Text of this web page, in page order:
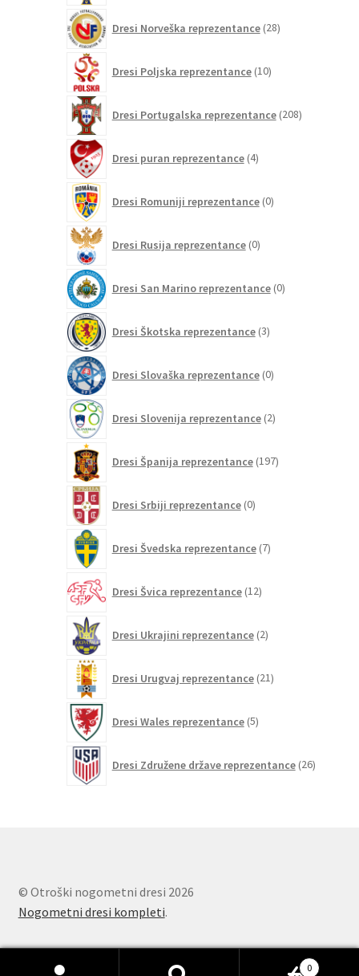
Dresi Norveška reprezentance 28izdelkov
Dresi Poljska reprezentance 10izdelkov
Dresi Portugalska reprezentance 208izdelkov
Dresi puran reprezentance 4izdelki
Dresi Romuniji reprezentance 0izdelkov
Dresi Rusija reprezentance 0izdelkov
Dresi San Marino reprezentance 0izdelkov
Dresi Škotska reprezentance 3izdelki
Dresi Slovaška reprezentance 0izdelkov
Dresi Slovenija reprezentance 2izdelka
Dresi Španija reprezentance 197izdelkov
Dresi Srbiji reprezentance 0izdelkov
Dresi Švedska reprezentance 7izdelkov
Dresi Švica reprezentance 12izdelkov
Dresi Ukrajini reprezentance 2izdelka
Dresi Urugvaj reprezentance 21izdelkov
Dresi Wales reprezentance 5izdelkov
Dresi Združene države reprezentance 26izdelkov
© Otroški nogometni dresi 2026
Nogometni dresi kompleti.
0